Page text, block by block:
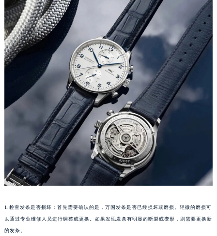
1.检查发条是否损坏：首先需要确认的是，万国发条是否已经损坏或磨损。轻微的磨损可
以通过专业维修人员进行调整或更换。如果发现发条有明显的断裂或变形，则需要更换新
的发条。